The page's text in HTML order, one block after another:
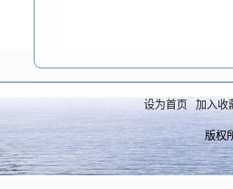
设为首页 加入收
版权